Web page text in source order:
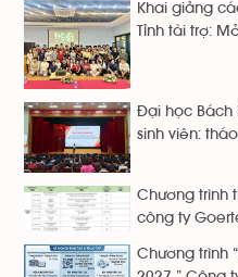
Khai giảng
Tỉnh tài trợ:
Đại học Bách
sinh viên: tháo
Chương trình
công ty
Chương trình